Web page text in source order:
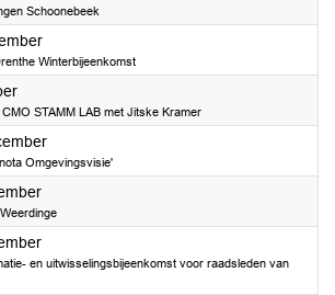
Schoonebeek
2024
Winterbijeenkomst
2024
STAMM LAB met Jitske Kramer
2024
Omgevingsvisie'
2024
2024
en uitwisselingsbijeenkomst voor raadsleden van